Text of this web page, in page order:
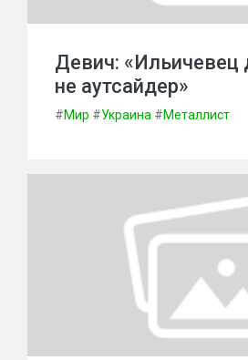
Девич: «Ильичевец
не аутсайдер»
#Мир #Украина #Металлист